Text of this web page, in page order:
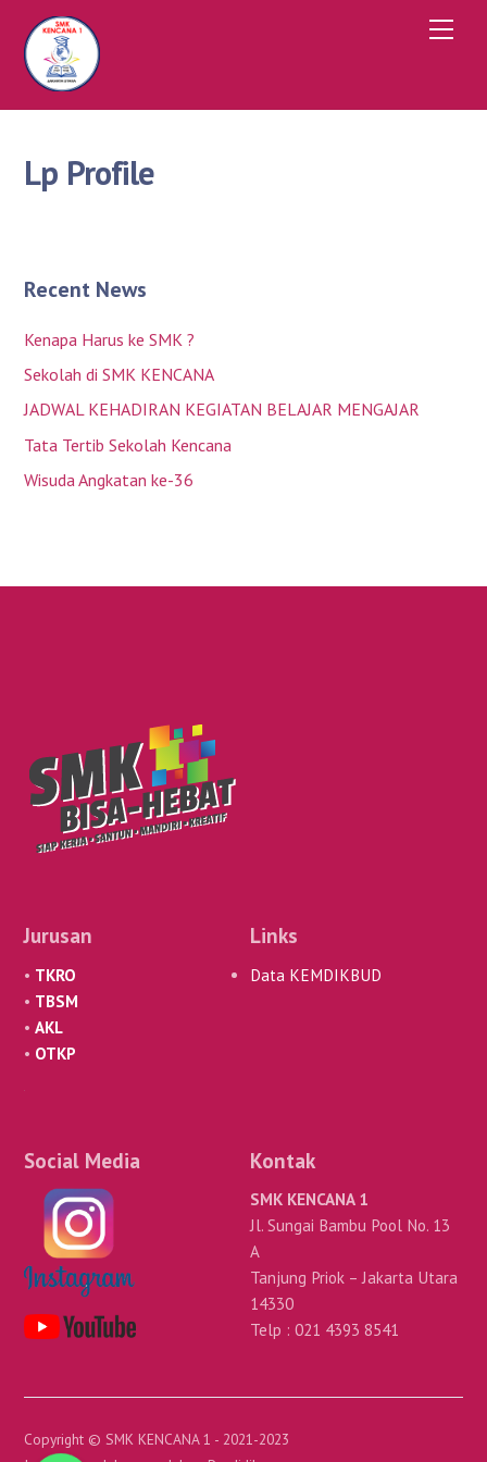
content
Lp Profile
Recent News
Kenapa Harus ke SMK ?
Sekolah di SMK KENCANA
JADWAL KEHADIRAN KEGIATAN BELAJAR MENGAJAR
Tata Tertib Sekolah Kencana
Wisuda Angkatan ke-36
Jurusan
• TKRO
• TBSM
•AKL
• OTKP
Links
Data KEMDIKBUD
Social Media Kontak
SMK KENCANA 1
Jl. Sungai Bambu Pool No. 13
A
Tanjung Priok – Jakarta Utara
14330
Telp : 021 4393 8541
Copyright © SMK KENCANA 1 - 2021-2023